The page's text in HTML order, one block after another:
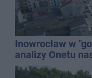
Inowrocław w
analizy Onetu
najbardziej